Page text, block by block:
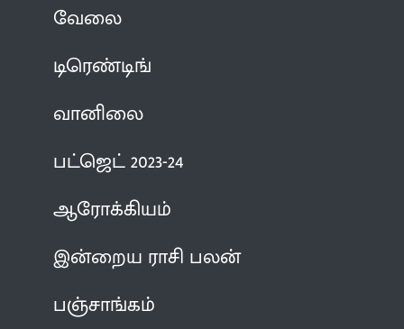
வேலை
டிரெண்டிங்
வானிலை
பட்ஜெட் 2023-24
ஆரோக்கியம்
இன்றைய ராசி பலன்
பஞ்சாங்கம்